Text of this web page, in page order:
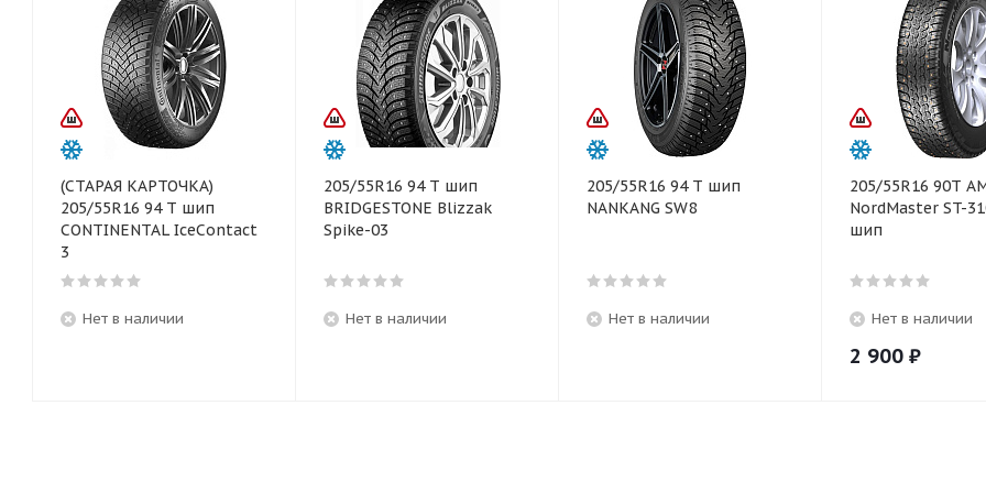
(СТАРАЯ КАРТОЧКА)
205/55R16 94 T шип
CONTINENTAL IceContact
3
Нет в наличии
205/55R16 94 T шип
BRIDGESTONE Blizzak
Spike-03
Нет в наличии
205/55R16 94 T шип
NANKANG SW8
Нет в наличии
205/55R16 90Т
NordMaster ST-
шип
Нет в наличии
2 900 ₽